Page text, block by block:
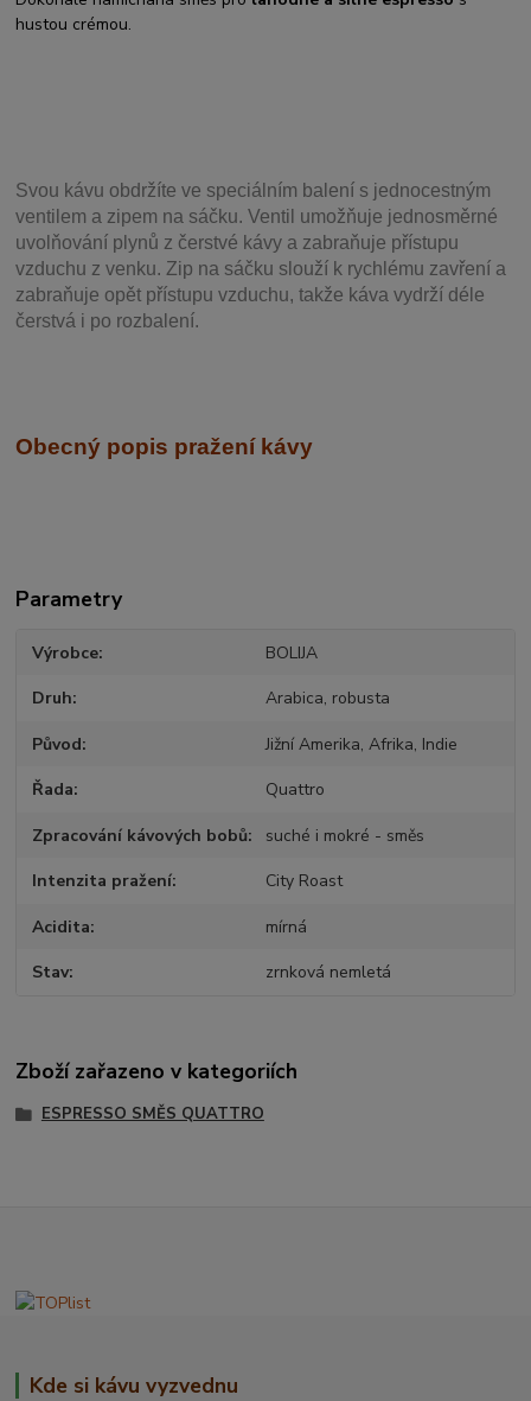
hustou crémou.
Svou kávu obdržíte ve speciálním balení s jednocestným
ventilem a zipem na sáčku. Ventil umožňuje jednosměrné
uvolňování plynů z čerstvé kávy a zabraňuje přístupu
vzduchu z venku. Zip na sáčku slouží k rychlému zavření a
zabraňuje opět přístupu vzduchu, takže káva vydrží déle
čerstvá i po rozbalení.
Obecný popis pražení kávy
Parametry
Výrobce BOLIJA
Druh Arabica, robusta
Původ Jižní Amerika, Afrika, Indie
Řada Quattro
Zpracování kávových bobů suché i mokré - směs
Intenzita pražení City Roast
Acidita mírná
Stav zrnková nemletá
Zboží zařazeno v kategoriích
ESPRESSO SMĚS QUATTRO
Kde si kávu vyzvednu